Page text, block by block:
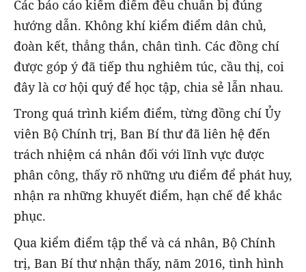
Các báo cáo kiểm điểm đều chuẩn bị đúng
hướng dẫn. Không khí kiểm điểm dân chủ,
đoàn kết, thẳng thắn, chân tình. Các đồng chí
được góp ý đã tiếp thu nghiêm túc, cầu thị, coi
đây là cơ hội quý để học tập, chia sẻ lẫn nhau.
Trong quá trình kiểm điểm, từng đồng chí Ủy
viên Bộ Chính trị, Ban Bí thư đã liên hệ đến
trách nhiệm cá nhân đối với lĩnh vực được
phân công, thấy rõ những ưu điểm để phát huy,
nhận ra những khuyết điểm, hạn chế để khắc
phục.
Qua kiểm điểm tập thể và cá nhân, Bộ Chính
trị, Ban Bí thư nhận thấy, năm 2016, tình hình